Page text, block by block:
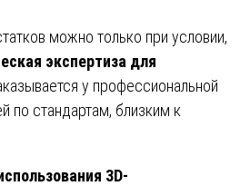
можно только при условии,
экспертиза для
у профессиональной
по стандартам, близким к
3D-